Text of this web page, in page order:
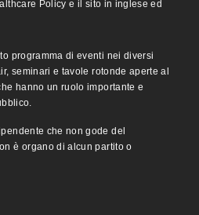
Policy e il sito in inglese ed
programma di eventi nei diversi
seminari e tavole rotonde aperte al
hanno un ruolo importante e
che non gode del
è organo di alcun partito o